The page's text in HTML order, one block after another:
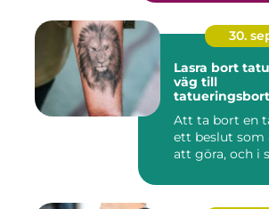
30.
Lasra bort
väg till
Att ta bort en
ett beslut som
att göra, och i